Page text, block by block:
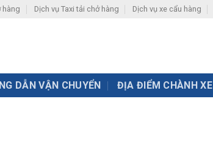
hàng Dịch vụ Taxi tải chở hàng Dịch vụ xe cẩu hàng
DẪN VẬN CHUYỂN ĐỊA ĐIỂM CHÀNH XE